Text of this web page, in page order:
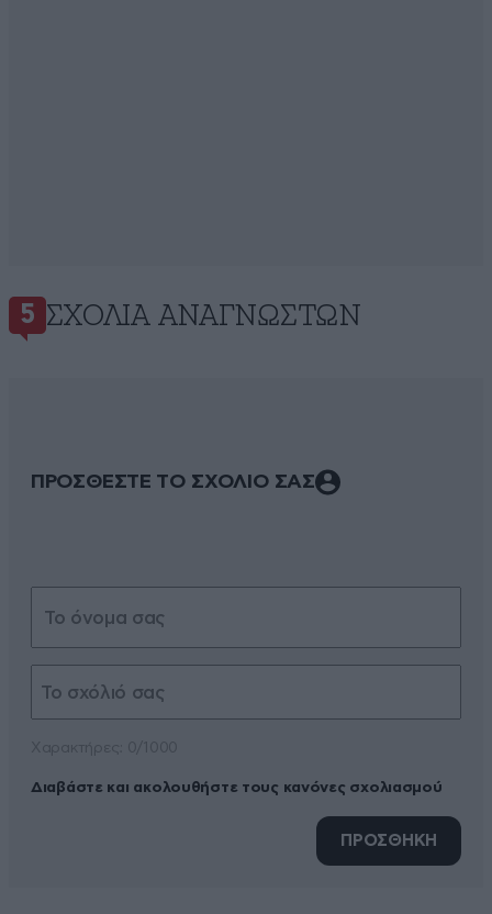
5 ΣΧΌΛΙΑ ΑΝΑΓΝΩΣΤΏΝ
ΠΡΟΣΘΕΣΤΕ ΤΟ ΣΧΟΛΙΟ ΣΑΣ
Διαβάστε και ακολουθήστε τους κανόνες σχολιασμού
ΠΡΟΣΘΗΚΗ